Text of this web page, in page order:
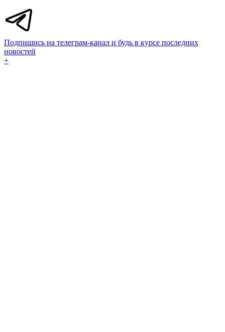
Подпишись на телеграм-канал и будь в курсе последних
новостей
+